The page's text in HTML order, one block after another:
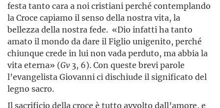
festa tanto cara a noi cristiani perché contemplando
la Croce capiamo il senso della nostra vita, la
bellezza della nostra fede. «Dio infatti ha tanto
amato il mondo da dare il Figlio unigenito, perché
chiunque crede in lui non vada perduto, ma abbia la
vita eterna» (Gv 3, 6). Con queste brevi parole
l’evangelista Giovanni ci dischiude il significato del
legno sacro.
Il sacrificio della croce è tutto avvolto dall’amore, e